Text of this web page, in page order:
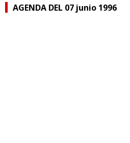
AGENDA DEL 07 junio 1996